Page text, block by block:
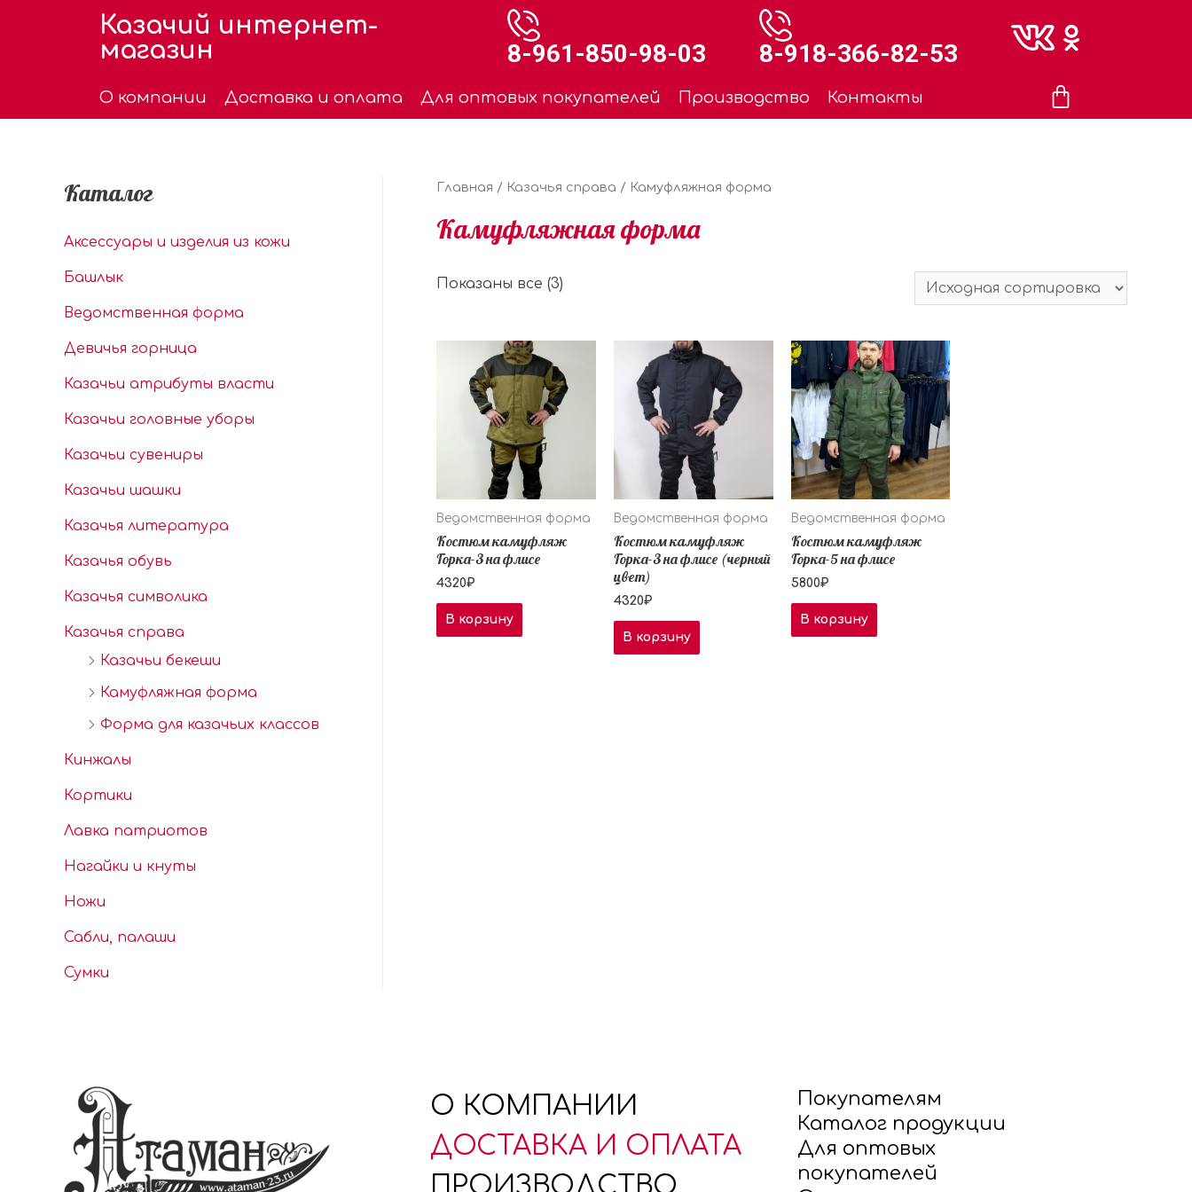
Казачий интернет-
магазин
8-961-850-98-03 8-918-366-82-53
О компании Доставка и оплата Для оптовых покупателей Производство Контакты
Каталог
Аксессуары и изделия из кожи
Башлык
Ведомственная форма
Девичья горница
Казачьи атрибуты власти
Казачьи головные уборы
Казачьи сувениры
Казачьи шашки
Казачья литература
Казачья обувь
Казачья символика
Казачья справа
Казачьи бекеши
Камуфляжная форма
Форма для казачьих классов
Кинжалы
Кортики
Лавка патриотов
Нагайки и кнуты
Ножи
Сабли, палаши
Сумки
Главная / Казачья справа / Камуфляжная форма
Камуфляжная форма
Показаны все (3)
Ведомственная форма
Костюм камуфляж
Горка-3 на флисе
4320₽
В корзину
Ведомственная форма
Костюм камуфляж
Горка-3 на флисе (черный
цвет)
4320₽
В корзину
Ведомственная форма
Костюм камуфляж
Горка-5 на флисе
5800₽
В корзину
О КОМПАНИИ
ДОСТАВКА И ОПЛАТА
Покупателям
Каталог продукции
Для оптовых
покупателей